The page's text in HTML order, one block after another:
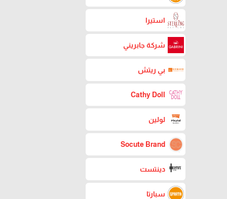
استيرا
شركة جابريني
بي ريتش
Cathy Doll
لولين
Socute Brand
دينتست
سبارتا